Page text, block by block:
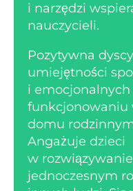
i narzędzi
nauczycieli.
Pozytywna
umiejętności
i emocjonalnych
funkcjonowaniu
domu
Angażuje dzieci
w
jednoczesnym